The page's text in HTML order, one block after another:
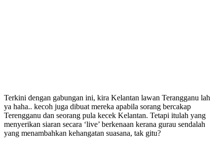
Terkini dengan gabungan ini, kira Kelantan lawan Terangganu lah
ya haha.. kecoh juga dibuat mereka apabila sorang bercakap
Terengganu dan seorang pula kecek Kelantan. Tetapi itulah yang
menyerikan siaran secara ‘live’ berkenaan kerana gurau sendalah
yang menambahkan kehangatan suasana, tak gitu?